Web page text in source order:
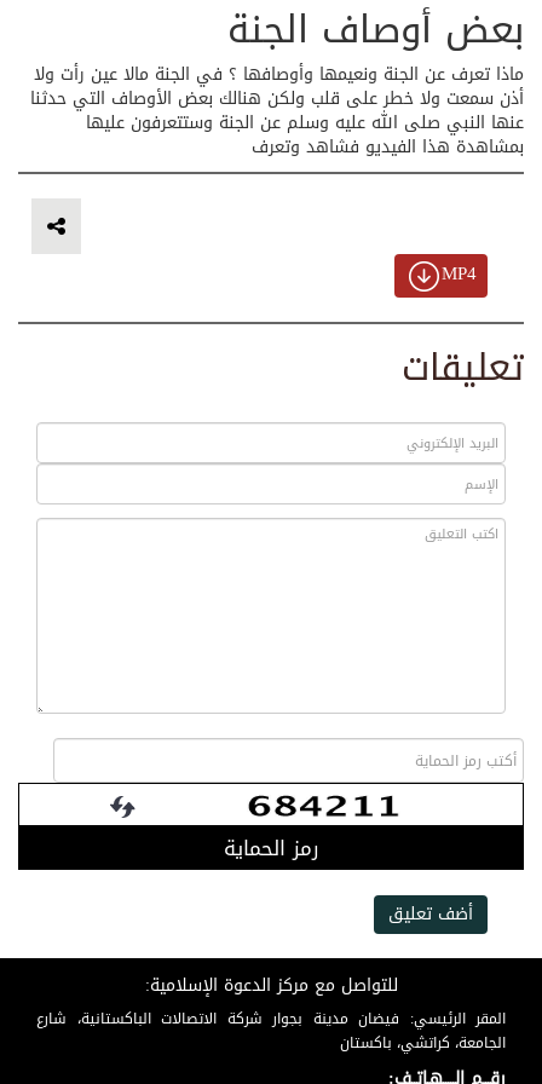
بعض أوصاف الجنة
ماذا تعرف عن الجنة ونعيمها وأوصافها ؟ في الجنة مالا عين رأت ولا
أذن سمعت ولا خطر على قلب ولكن هنالك بعض الأوصاف التي حدثنا
عنها النبي صلى الله عليه وسلم عن الجنة وستتعرفون عليها
بمشاهدة هذا الفيديو فشاهد وتعرف
MP4
تعليقات
رمز الحماية
أضف تعليق
للتواصل مع مركز الدعوة الإسلامية:
المقر الرئيسي: فيضان مدينة بجوار شركة الاتصالات الباكستانية، شارع
الجامعة، كراتشي، باكستان